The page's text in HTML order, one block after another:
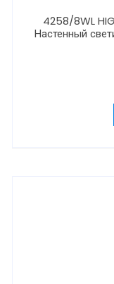
4258/8WL
Настенный